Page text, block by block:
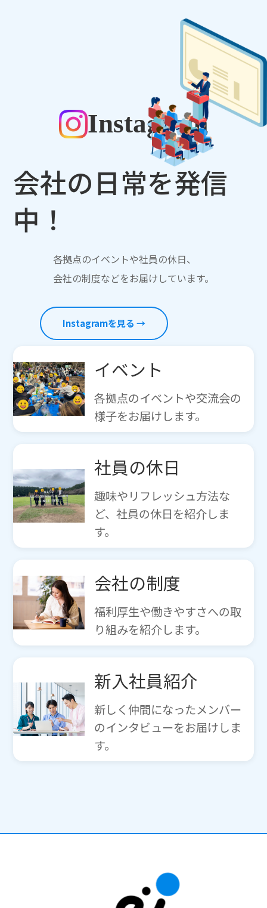
Instagram
会社の日常を発信
中！
各拠点のイベントや社員の休日、
会社の制度などをお届けしています。
Instagramを見る →
イベント
各拠点のイベントや交流会の
様子をお届けします。
社員の休日
趣味やリフレッシュ方法な
ど、社員の休日を紹介しま
す。
会社の制度
福利厚生や働きやすさへの取
り組みを紹介します。
新入社員紹介
新しく仲間になったメンバー
のインタビューをお届けしま
す。